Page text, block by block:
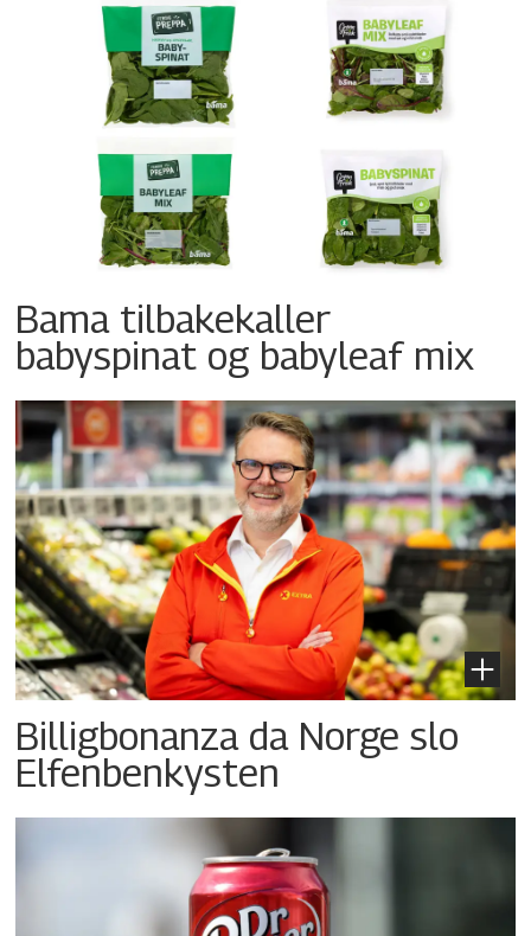
Bama tilbakekaller
babyspinat og babyleaf mix
Billigbonanza da Norge slo
Elfenbenkysten